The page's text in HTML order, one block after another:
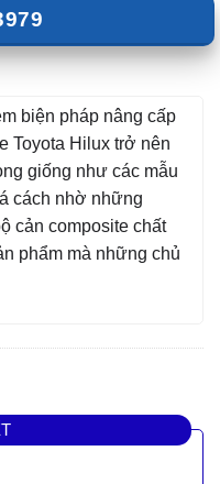
biện pháp nâng cấp
Toyota Hilux trở nên
giống như các mẫu
cách nhờ những
cản composite chất
phẩm mà những chủ